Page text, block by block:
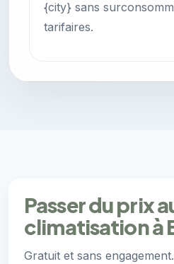
{city} sans
tarifaires.
Passer du prix
climatisation à
Gratuit et sans